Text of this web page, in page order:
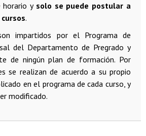
horario y solo se puede postular a
.
impartidos por el Programa de
del Departamento de Pregrado y
de ningún plan de formación. Por
se realizan de acuerdo a su propio
en el programa de cada curso, y
modificado.